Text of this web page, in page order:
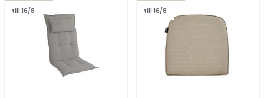
till 16/8 till 16/8